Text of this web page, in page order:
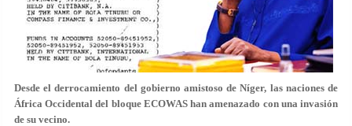
Desde el derrocamiento del gobierno amistoso de Níger, las naciones de
África Occidental del bloque ECOWAS han amenazado con una invasión
de su vecino.